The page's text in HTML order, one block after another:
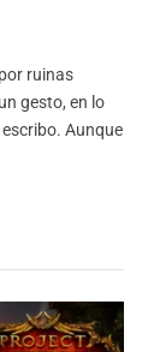
ruinas
gesto, en lo
Aunque